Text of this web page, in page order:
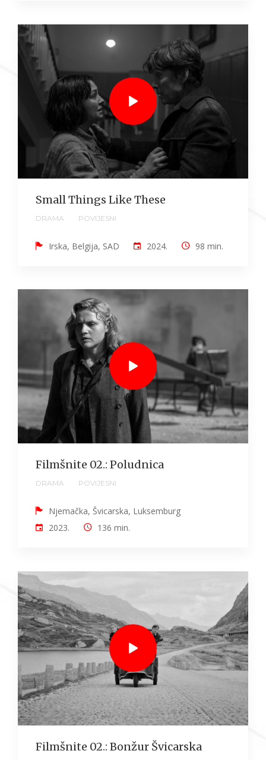
Small Things Like These
DRAMA POVIJESNI
Irska, Belgija, SAD 2024. 98 min.
Filmšnite 02.: Poludnica
DRAMA POVIJESNI
Njemačka, Švicarska, Luksemburg
2023.
136 min.
Filmšnite 02.: Bonžur Švicarska